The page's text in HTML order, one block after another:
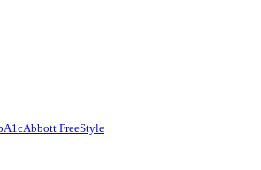
Abbott FreeStyle